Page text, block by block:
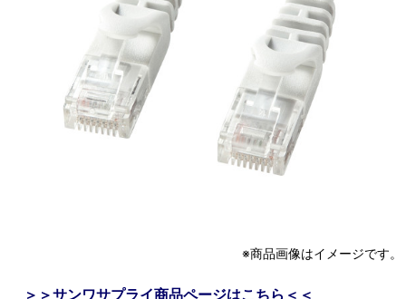
※商品画像はイメージです。
＞＞サンワサプライ商品ページはこちら＜＜